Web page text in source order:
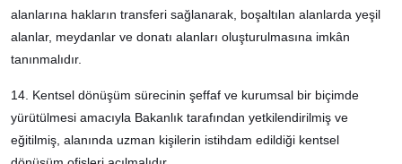
alanlarına hakların transferi sağlanarak, boşaltılan alanlarda yeşil
alanlar, meydanlar ve donatı alanları oluşturulmasına imkân
tanınmalıdır.
14. Kentsel dönüşüm sürecinin şeffaf ve kurumsal bir biçimde
yürütülmesi amacıyla Bakanlık tarafından yetkilendirilmiş ve
eğitilmiş, alanında uzman kişilerin istihdam edildiği kentsel